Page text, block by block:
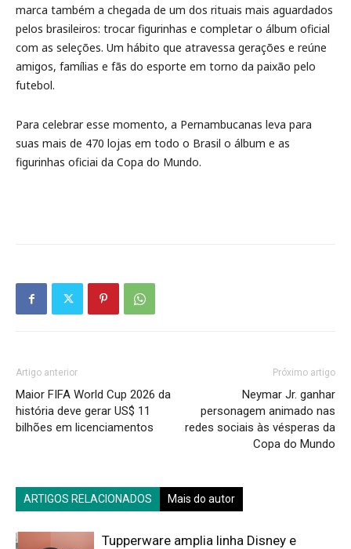
marca também a chegada de um dos rituais mais aguardados
pelos brasileiros: trocar figurinhas e completar o álbum oficial
com as seleções. Um hábito que atravessa gerações e reúne
amigos, famílias e fãs do esporte em torno da paixão pelo
futebol.
Para celebrar esse momento, a Pernambucanas leva para
suas mais de 470 lojas em todo o Brasil o álbum e as
figurinhas oficiai da Copa do Mundo.
Artigo anterior
Maior FIFA World Cup 2026 da
história deve gerar US$ 11
bilhões em licenciamentos
Próximo artigo
Neymar Jr. ganhar
personagem animado nas
redes sociais às vésperas da
Copa do Mundo
ARTIGOS RELACIONADOS Mais do autor
Tupperware amplia linha Disney e